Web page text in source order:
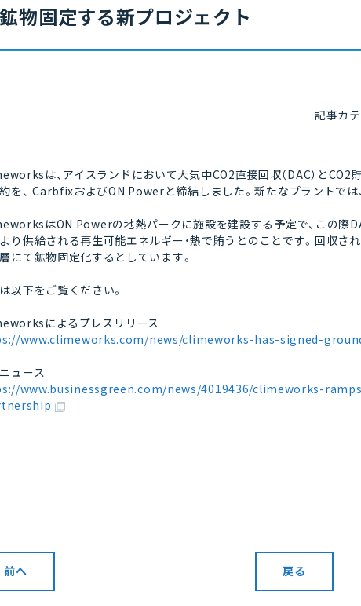
鉱物固定する新プロジェクト
記事カテ
は、アイスランドにおいて大気中CO2直接回収（DAC）と
を、 CarbfixおよびON Powerと締結しました。新たなプラントでは
はON Powerの地熱パークに施設を建設する予定で、この際
り供給される再生可能エネルギー・熱で賄うとのことです。回収さ
にて鉱物固定化するとしています。
以下をご覧ください。
によるプレスリリース
www.climeworks.com/news/climeworks-has-signed-
ュース
www.businessgreen.com/news/4019436/climeworks-
前へ 戻る